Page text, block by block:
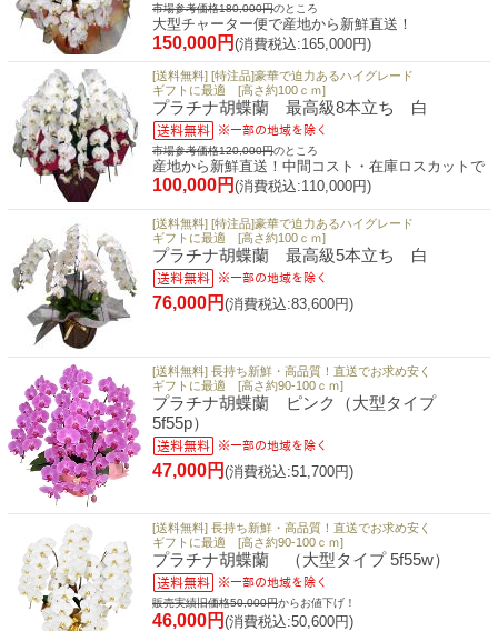
市場参考価格180,000円のところ
大型チャーター便で産地から新鮮直送！
150,000円 (消費税込:165,000円)
[送料無料] [特注品]豪華で迫力あるハイグレード
ギフトに最適 [高さ約100ｃｍ]
プラチナ胡蝶蘭 最高級8本立ち 白
市場参考価格120,000円のところ
産地から新鮮直送！中間コスト・在庫ロスカットで
100,000円 (消費税込:110,000円)
[送料無料] [特注品]豪華で迫力あるハイグレード
ギフトに最適 [高さ約100ｃｍ]
プラチナ胡蝶蘭 最高級5本立ち 白
76,000円 (消費税込:83,600円)
[送料無料] 長持ち新鮮・高品質！直送でお求め安く
ギフトに最適 [高さ約90-100ｃｍ]
プラチナ胡蝶蘭 ピンク（大型タイプ
5f55p）
47,000円 (消費税込:51,700円)
[送料無料] 長持ち新鮮・高品質！直送でお求め安く
ギフトに最適 [高さ約90-100ｃｍ]
プラチナ胡蝶蘭 （大型タイプ 5f55w）
販売実績旧価格50,000円からお値下げ！
46,000円 (消費税込:50,600円)